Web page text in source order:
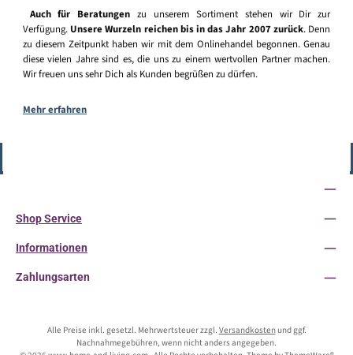
Auch für Beratungen zu unserem Sortiment stehen wir Dir zur
Verfügung. Unsere Wurzeln reichen bis in das Jahr 2007 zurück. Denn
zu diesem Zeitpunkt haben wir mit dem Onlinehandel begonnen. Genau
diese vielen Jahre sind es, die uns zu einem wertvollen Partner machen.
Wir freuen uns sehr Dich als Kunden begrüßen zu dürfen.
Mehr erfahren
Shop Service
Informationen
Zahlungsarten
Alle Preise inkl. gesetzl. Mehrwertsteuer zzgl. Versandkostenund ggf.
Nachnahmegebühren, wenn nicht anders angegeben.